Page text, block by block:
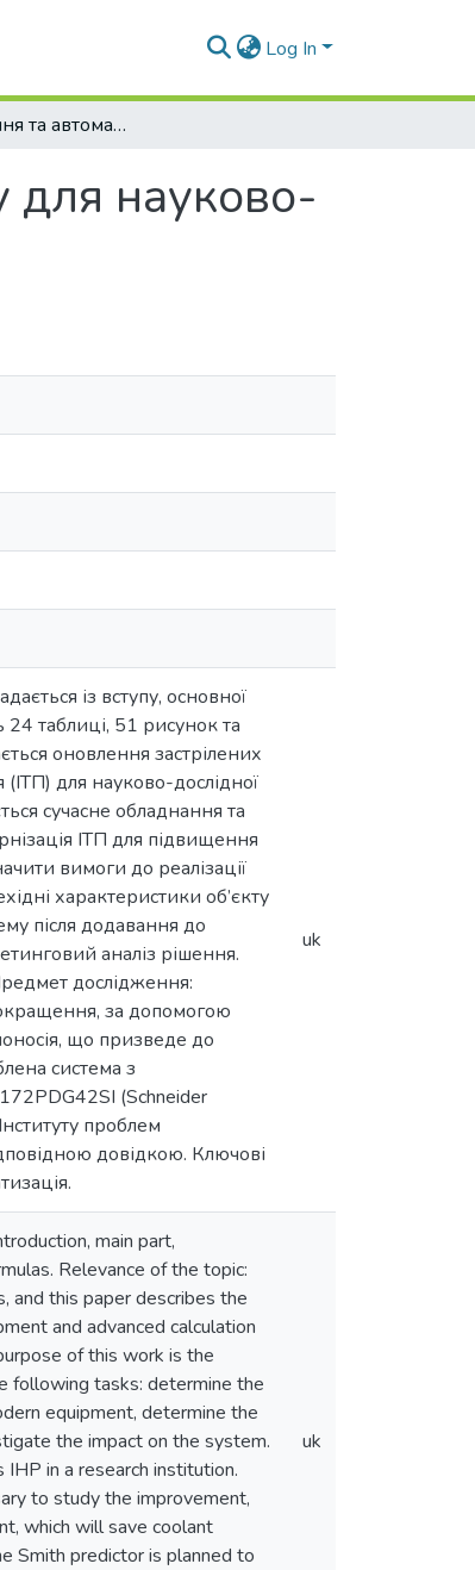
Log In
Моделювання та автоматизація теплопункту для науково-дослідної установи
для науково-
із вступу, основної
таблиці, 51 рисунок та
оновлення застрілених
для науково-дослідної
сучасне обладнання та
ІТП для підвищення
вимоги до реалізації
характеристики об’єкту
після додавання до
аналіз рішення.
дослідження:
за допомогою
що призведе до
система з
(Schneider
проблем
довідкою. Ключові
uk
main part,
Relevance of the topic:
and this paper describes the
and advanced calculation
of this work is the
following tasks: determine the
equipment, determine the
the impact on the system.
in a research institution.
to study the improvement,
which will save coolant
Smith predictor is planned to
uk